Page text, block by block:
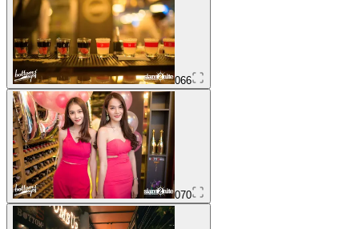
066
070